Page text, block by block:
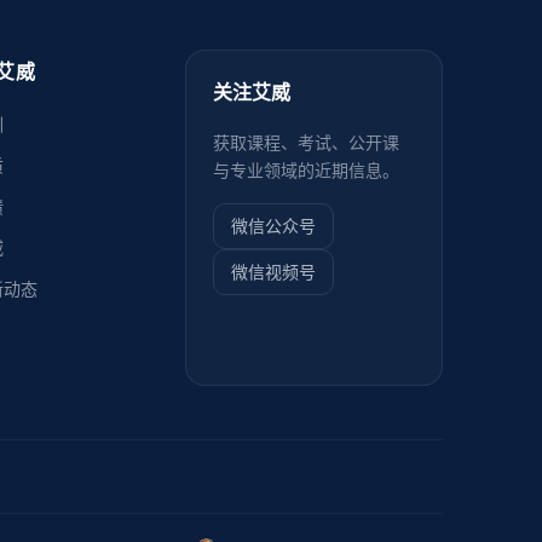
威
态
关注艾威
获取课程、考试、公开课
与专业领域的近期信息。
微信公众号
微信视频号